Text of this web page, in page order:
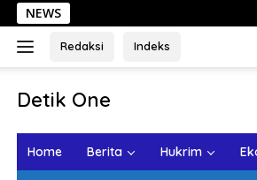
NEWS
Redaksi Indeks
Detik One
Ungkap
Home Berita Hukrim